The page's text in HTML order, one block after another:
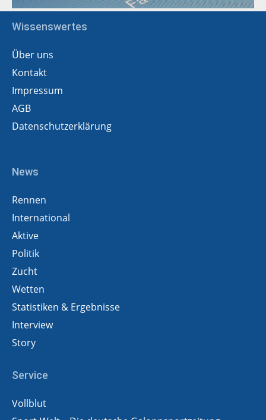
Wissenswertes
Über uns
Kontakt
Impressum
AGB
Datenschutzerklärung
News
Rennen
International
Aktive
Politik
Zucht
Wetten
Statistiken & Ergebnisse
Interview
Story
Service
Vollblut